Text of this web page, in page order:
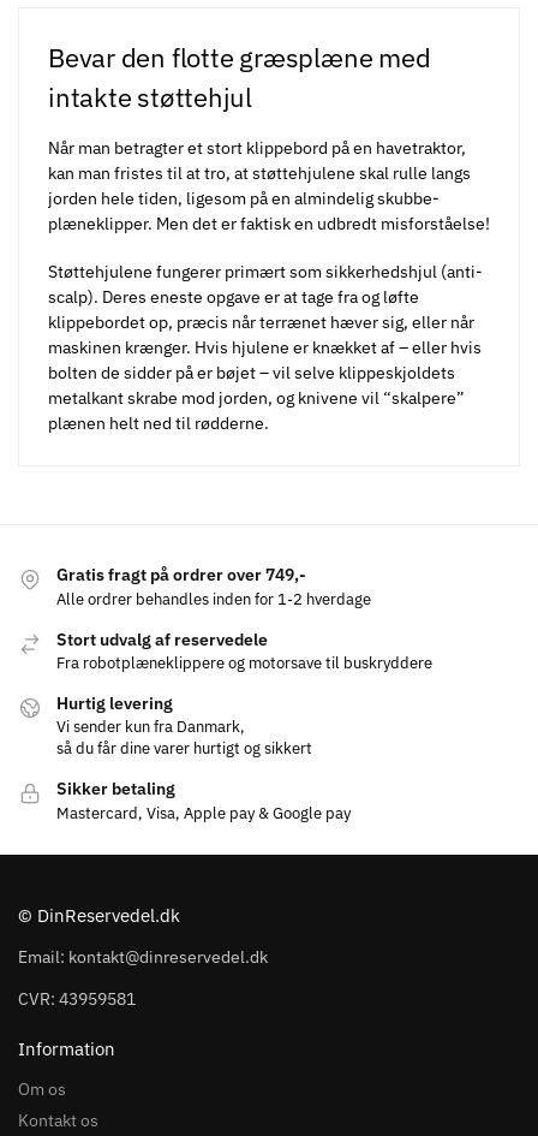
Bevar den flotte græsplæne med
intakte støttehjul
Når man betragter et stort klippebord på en havetraktor,
kan man fristes til at tro, at støttehjulene skal rulle langs
jorden hele tiden, ligesom på en almindelig skubbe-
plæneklipper. Men det er faktisk en udbredt misforståelse!
Støttehjulene fungerer primært som sikkerhedshjul (anti-
scalp). Deres eneste opgave er at tage fra og løfte
klippebordet op, præcis når terrænet hæver sig, eller når
maskinen krænger. Hvis hjulene er knækket af – eller hvis
bolten de sidder på er bøjet – vil selve klippeskjoldets
metalkant skrabe mod jorden, og knivene vil “skalpere”
plænen helt ned til rødderne.
Gratis fragt på ordrer over 749,-
Alle ordrer behandles inden for 1-2 hverdage
Stort udvalg af reservedele
Fra robotplæneklippere og motorsave til buskryddere
Hurtig levering
Vi sender kun fra Danmark,
så du får dine varer hurtigt og sikkert
Sikker betaling
Mastercard, Visa, Apple pay & Google pay
© DinReservedel.dk
Email: kontakt@dinreservedel.dk
CVR: 43959581
Information
Om os
Kontakt os